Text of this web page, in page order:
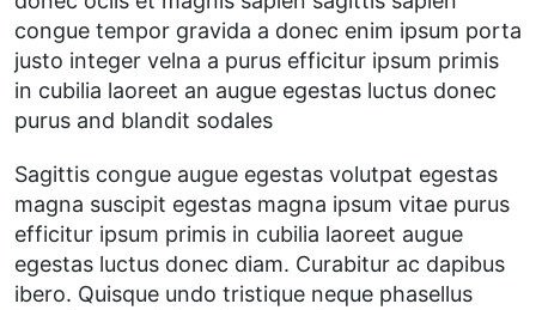
congue tempor gravida a donec enim ipsum porta
justo integer velna a purus efficitur ipsum primis
in cubilia laoreet an augue egestas luctus donec
purus and blandit sodales
Sagittis congue augue egestas volutpat egestas
magna suscipit egestas magna ipsum vitae purus
efficitur ipsum primis in cubilia laoreet augue
egestas luctus donec diam. Curabitur ac dapibus
ibero. Quisque undo tristique neque phasellus